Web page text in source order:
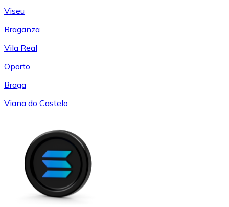
Viseu
Braganza
Vila Real
Oporto
Braga
Viana do Castelo